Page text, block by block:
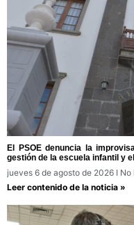
El PSOE denuncia la
gestión de la escuela infantil y
jueves 6 de agosto de 2026
No
Leer contenido de la noticia »